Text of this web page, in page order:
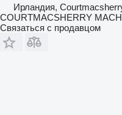
Ирландия,
COURTMACSHERRY
Связаться с продавцом